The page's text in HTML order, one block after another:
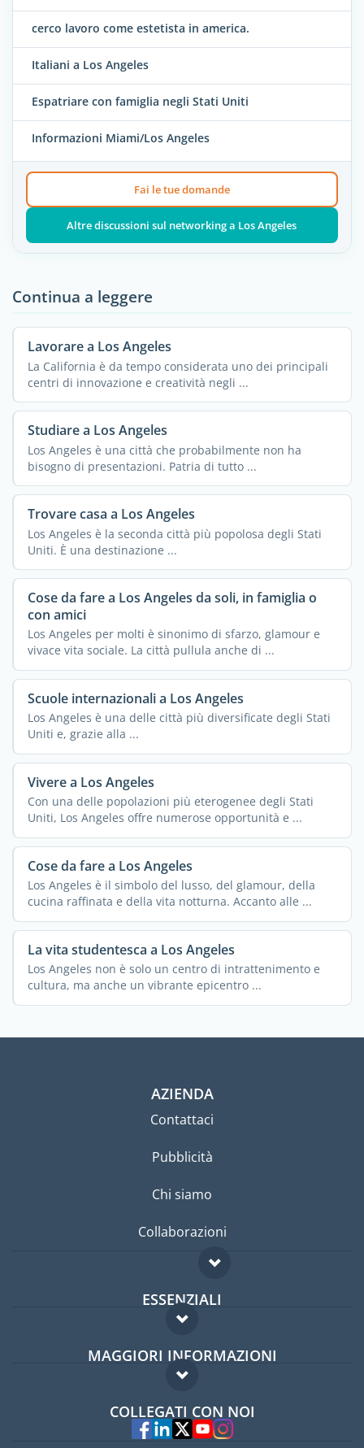
cerco lavoro come estetista in america.
Italiani a Los Angeles
Espatriare con famiglia negli Stati Uniti
Informazioni Miami/Los Angeles
Fai le tue domande
Altre discussioni sul networking a Los Angeles
Continua a leggere
Lavorare a Los Angeles
La California è da tempo considerata uno dei principali
centri di innovazione e creatività negli ...
Studiare a Los Angeles
Los Angeles è una città che probabilmente non ha
bisogno di presentazioni. Patria di tutto ...
Trovare casa a Los Angeles
Los Angeles è la seconda città più popolosa degli Stati
Uniti. È una destinazione ...
Cose da fare a Los Angeles da soli, in famiglia o
con amici
Los Angeles per molti è sinonimo di sfarzo, glamour e
vivace vita sociale. La città pullula anche di ...
Scuole internazionali a Los Angeles
Los Angeles è una delle città più diversificate degli Stati
Uniti e, grazie alla ...
Vivere a Los Angeles
Con una delle popolazioni più eterogenee degli Stati
Uniti, Los Angeles offre numerose opportunità e ...
Cose da fare a Los Angeles
Los Angeles è il simbolo del lusso, del glamour, della
cucina raffinata e della vita notturna. Accanto alle ...
La vita studentesca a Los Angeles
Los Angeles non è solo un centro di intrattenimento e
cultura, ma anche un vibrante epicentro ...
AZIENDA
Contattaci
Pubblicità
Chi siamo
Collaborazioni
ESSENZIALI
Forum per expat
Guida per expat
MAGGIORI INFORMAZIONI
Domande frequenti
Esperti
COLLEGATI CON NOI